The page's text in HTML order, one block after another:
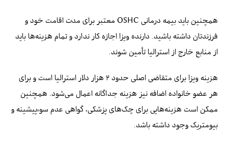
همچنین باید بیمه درمانی OSHC معتبر برای مدت اقامت خود و
فرزندتان داشته باشید. دارنده ویزا اجازه کار ندارد و تمام هزینه‌ها باید
از منابع خارج از استرالیا تأمین شوند.
هزینه ویزا برای متقاضی اصلی حدود ۲ هزار دلار استرالیا است و برای
هر عضو خانواده اضافه نیز هزینه جداگانه اعمال می‌شود. همچنین
ممکن است هزینه‌هایی برای چک‌های پزشکی، گواهی عدم سوءپیشینه و
بیومتریک وجود داشته باشد.